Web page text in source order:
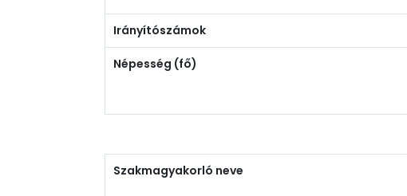
Irányítószámok
Népesség (fő)
Szakmagyakorló neve